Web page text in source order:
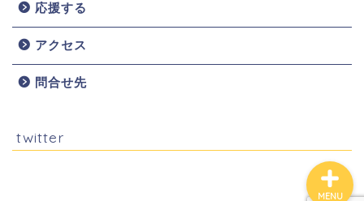
応援する
アクセス
問合せ先
twitter
MENU